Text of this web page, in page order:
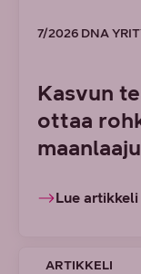
7/2026 DNA
Kasvun
ottaa
Lue artikkeli
ARTIKKELI